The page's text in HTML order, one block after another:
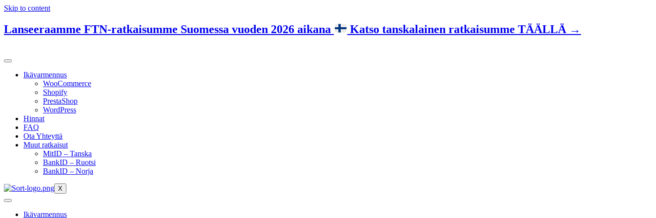
Skip to content
Lanseeraamme FTN-ratkaisumme Suomessa vuoden 2026 aikana Katso tanskalainen ratkaisumme TÄÄLLÄ →
Ikävarmennus
WooCommerce
Shopify
PrestaShop
WordPress
Hinnat
FAQ
Ota Yhteyttä
Muut ratkaisut
MitID – Tanska
BankID – Ruotsi
BankID – Norja
X
Ikävarmennus